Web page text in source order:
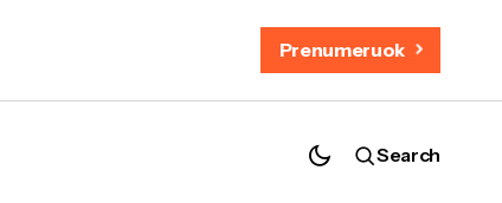
Prenumeruok
Search